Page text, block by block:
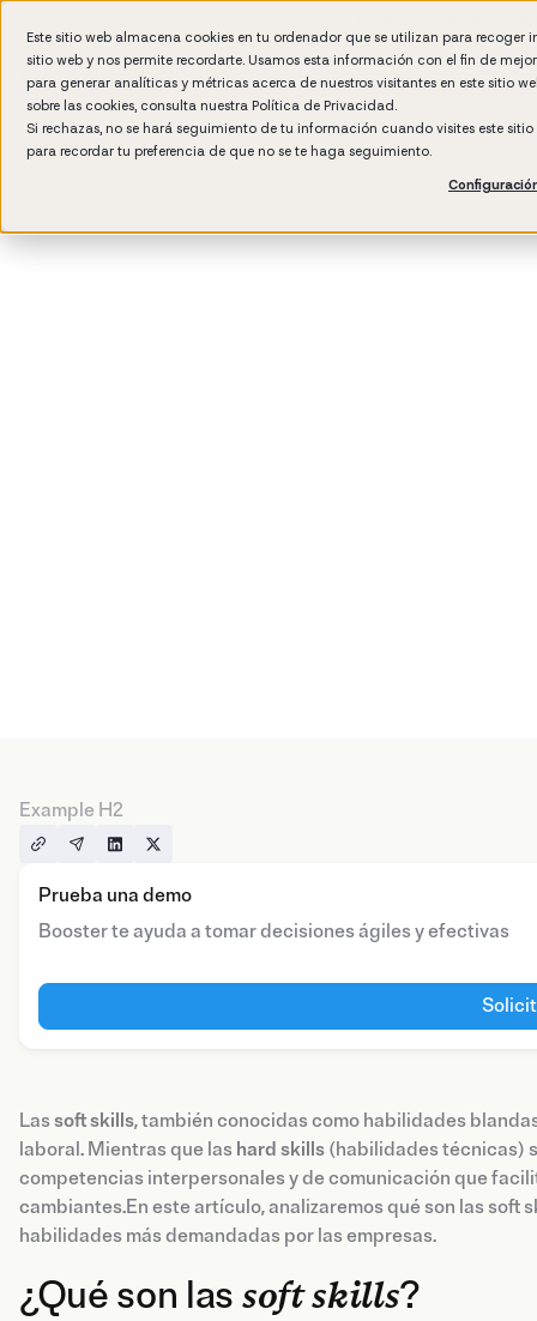
Este sitio web almacena cookies en tu ordenador que se utilizan para
sitio web y nos permite recordarte. Usamos esta información con el fin de
para generar analíticas y métricas acerca de nuestros visitantes en este sitio
sobre las cookies, consulta nuestra Política de Privacidad.
Si rechazas, no se hará seguimiento de tu información cuando visites este
para recordar tu preferencia de que no se te haga seguimiento.
Example H2
Prueba una demo
Booster te ayuda a tomar decisiones ágiles y efectivas
Las soft skills, también conocidas como habilidades
laboral. Mientras que las hard skills (habilidades técnicas)
competencias interpersonales y de comunicación que
cambiantes.En este artículo, analizaremos qué son las soft
habilidades más demandadas por las empresas.
¿Qué son las soft skills?